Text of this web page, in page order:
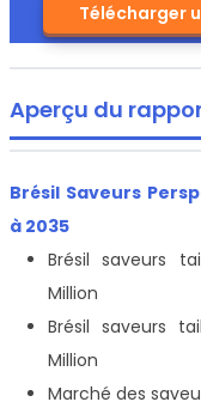
Télécharger
Aperçu du
Brésil Saveurs
à 2035
Brésil saveurs
Million
Brésil saveurs
Million
Marché des